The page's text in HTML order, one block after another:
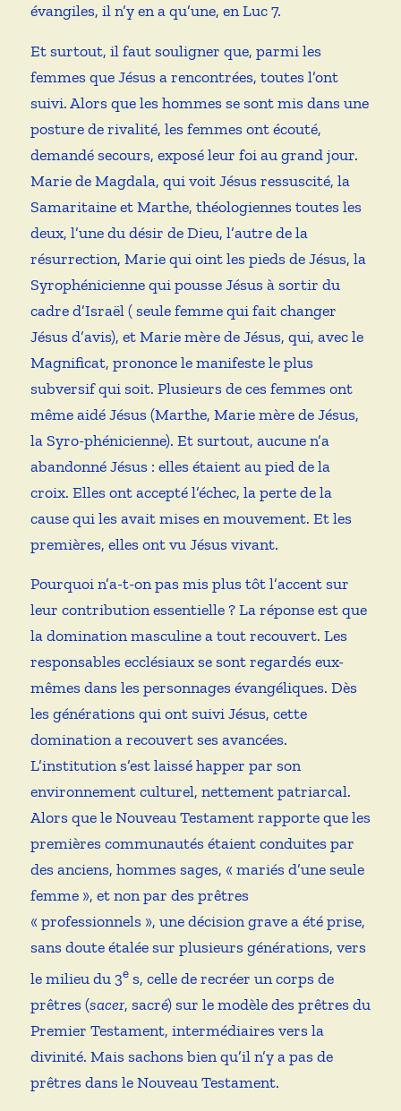
évangiles, il n’y en a qu’une, en Luc 7.
Et surtout, il faut souligner que, parmi les
femmes que Jésus a rencontrées, toutes l’ont
suivi. Alors que les hommes se sont mis dans une
posture de rivalité, les femmes ont écouté,
demandé secours, exposé leur foi au grand jour.
Marie de Magdala, qui voit Jésus ressuscité, la
Samaritaine et Marthe, théologiennes toutes les
deux, l’une du désir de Dieu, l’autre de la
résurrection, Marie qui oint les pieds de Jésus, la
Syrophénicienne qui pousse Jésus à sortir du
cadre d’Israël ( seule femme qui fait changer
Jésus d’avis), et Marie mère de Jésus, qui, avec le
Magnificat, prononce le manifeste le plus
subversif qui soit. Plusieurs de ces femmes ont
même aidé Jésus (Marthe, Marie mère de Jésus,
la Syro-phénicienne). Et surtout, aucune n’a
abandonné Jésus : elles étaient au pied de la
croix. Elles ont accepté l’échec, la perte de la
cause qui les avait mises en mouvement. Et les
premières, elles ont vu Jésus vivant.
Pourquoi n’a-t-on pas mis plus tôt l’accent sur
leur contribution essentielle ? La réponse est que
la domination masculine a tout recouvert. Les
responsables ecclésiaux se sont regardés eux-
mêmes dans les personnages évangéliques. Dès
les générations qui ont suivi Jésus, cette
domination a recouvert ses avancées.
L’institution s’est laissé happer par son
environnement culturel, nettement patriarcal.
Alors que le Nouveau Testament rapporte que les
premières communautés étaient conduites par
des anciens, hommes sages, « mariés d’une seule
femme », et non par des prêtres
« professionnels », une décision grave a été prise,
sans doute étalée sur plusieurs générations, vers
le milieu du 3es, celle de recréer un corps de
prêtres (sacer, sacré) sur le modèle des prêtres du
Premier Testament, intermédiaires vers la
divinité. Mais sachons bien qu’il n’y a pas de
prêtres dans le Nouveau Testament.